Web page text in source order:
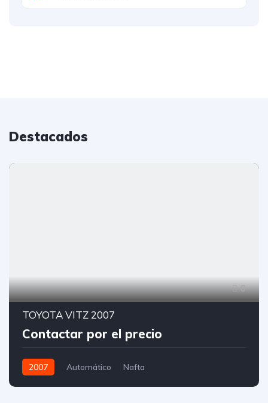
Destacados
6
TOYOTA VITZ 2007
Contactar por el precio
2007 Automático Nafta